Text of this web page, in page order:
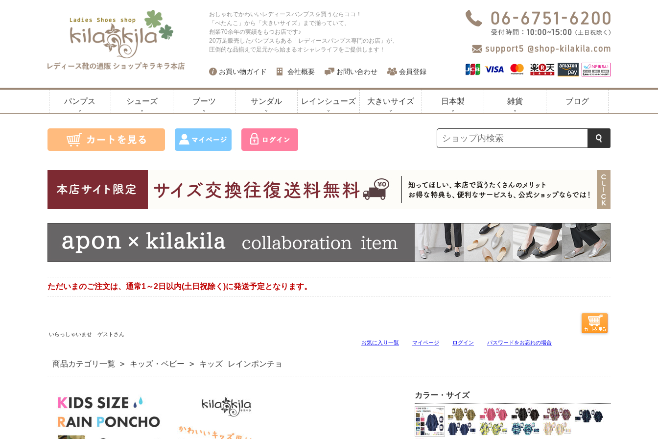
おしゃれでかわいいレディースパンプスを買うならココ！
「ぺたんこ」から「大きいサイズ」まで揃っていて、
創業70余年の実績をもつお店です♪
20万足販売したパンプスもある「レディースパンプス専門のお店」が、
圧倒的な品揃えで足元から始まるオシャレライフをご提供します！
お買い物ガイド 会社概要 お問い合わせ 会員登録
パンプス シューズ ブーツ サンダル レインシューズ 大きいサイズ 日本製 雑貨 ブログ
ただいまのご注文は、通常1～2日以内(土日祝除く)に発送予定となります。
いらっしゃいませ ゲストさん
お気に入り一覧
マイページ ログイン パスワードをお忘れの場合
商品カテゴリ一覧 > キッズ・ベビー > キッズ レインポンチョ
カラー・サイズ